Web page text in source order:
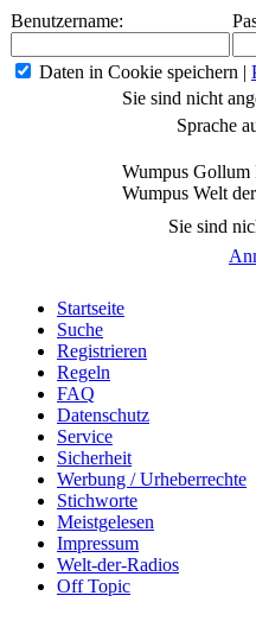
Benutzername:
Daten in Cookie speichern |
Sie sind nicht
Sprache
Wumpus Gollum
Wumpus Welt
Sie sind
Startseite
Suche
Registrieren
Regeln
FAQ
Datenschutz
Service
Sicherheit
Werbung / Urheberrechte
Stichworte
Meistgelesen
Impressum
Welt-der-Radios
Off Topic